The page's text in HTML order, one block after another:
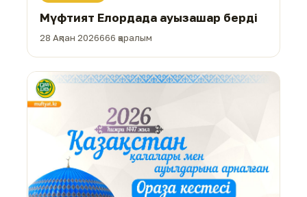
Мүфтият Елордада ауызашар берді
28 Ақпан 2026666 қаралым